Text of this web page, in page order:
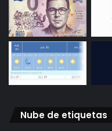
Nube de etiquetas